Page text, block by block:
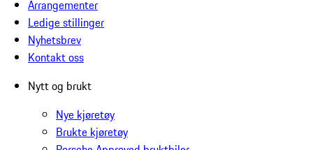
Arrangementer
Ledige stillinger
Nyhetsbrev
Kontakt oss
Nytt og brukt
Nye kjøretøy
Brukte kjøretøy